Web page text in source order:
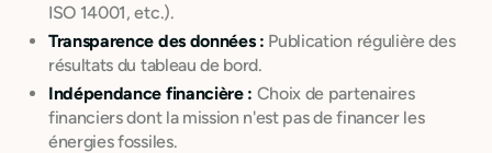
ISO 14001, etc.).
Transparence des données : Publication régulière des
résultats du tableau de bord.
Indépendance financière : Choix de partenaires
financiers dont la mission n'est pas de financer les
énergies fossiles.